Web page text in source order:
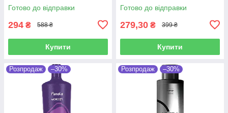
Готово до відправки
294 ₴ 588 ₴
Купити
Готово до відправки
279,30 ₴ 399 ₴
Купити
Розпродаж –30% Розпродаж –30%